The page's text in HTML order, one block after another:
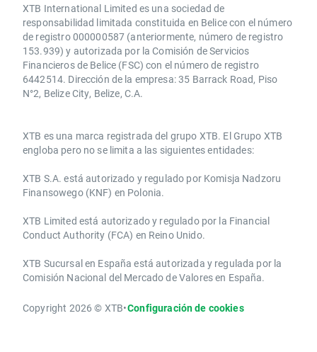
XTB International Limited es una sociedad de
responsabilidad limitada constituida en Belice con el número
de registro 000000587 (anteriormente, número de registro
153.939) y autorizada por la Comisión de Servicios
Financieros de Belice (FSC) con el número de registro
6442514. Dirección de la empresa: 35 Barrack Road, Piso
N°2, Belize City, Belize, C.A.
​​XTB es una marca registrada del grupo XTB. El Grupo XTB
engloba pero no se limita a las siguientes entidades:
XTB S.A.​ está autorizado y regulado por Komisja Nadzoru
Finansowego (KNF) ​en Polonia.
XTB Limited ​está autorizado y regulado por la ​Financial
Conduct Authority ​(FCA) en ​​Reino Unido.
XTB Sucursal en España está autorizada y regulada por la
Comisión Nacional del Mercado de Valores en España.
Copyright 2026 © XTB•Configuración de cookies